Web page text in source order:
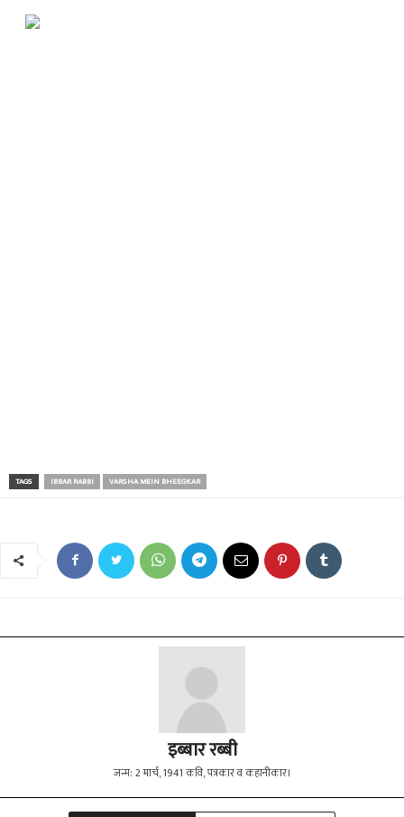
TAGS IBBAR RABBI VARSHA MEIN BHEEGKAR
इब्बार रब्बी
जन्म: 2 मार्च, 1941 कवि, पत्रकार व कहानीकार।